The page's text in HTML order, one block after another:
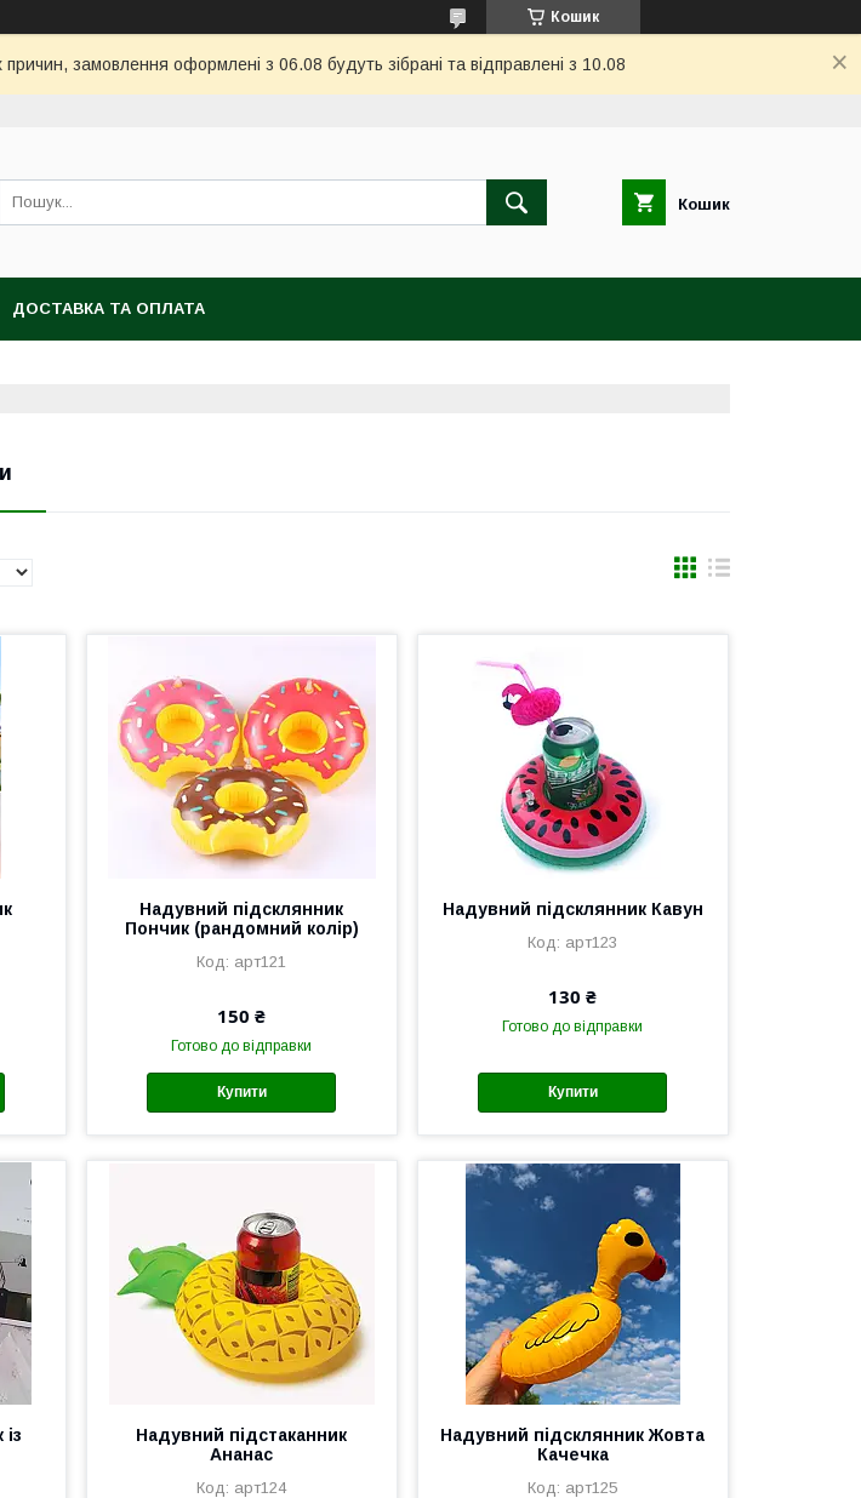
Кошик
замовлення оформлені з 06.08 будуть зібрані та відправлені з 10.08
Кошик
ДОСТАВКА ТА ОПЛАТА
Надувний підсклянник
Пончик (рандомний колір)
арт121
150 ₴
Готово до відправки
Купити
Надувний підсклянник Кавун
арт123
130 ₴
Готово до відправки
Купити
Надувний підстаканник
Ананас
арт124
Надувний підсклянник Жовта
Качечка
арт125